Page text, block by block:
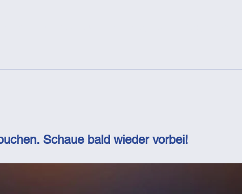
Schaue bald wieder vorbei!